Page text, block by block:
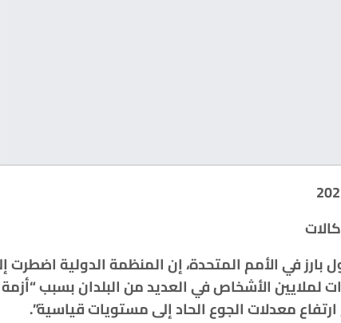
في الأمم المتحدة، إن المنظمة الدولية اضطرت
لملايين الأشخاص في العديد من البلدان بسبب
معدلات الجوع الحاد إلى مستويات قياسية”.